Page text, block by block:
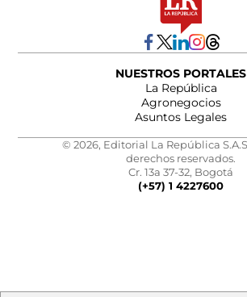
NUESTROS PORTALES
La República
Agronegocios
Asuntos Legales
© 2026, Editorial La República
derechos reservados.
Cr. 13a 37-32, Bogotá
(+57) 1 4227600